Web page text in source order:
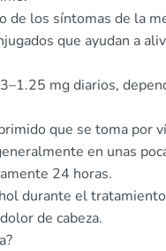
los síntomas de la
que ayudan a
mg diarios,
que se toma por
en unas
24 horas.
durante el
de cabeza.